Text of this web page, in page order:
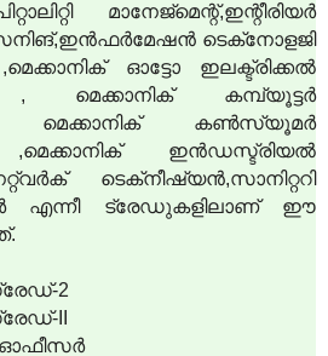
മാനേജ്‌മെന്റ്,ഇന്റീരിയര്‍
ടെക്‌നോളജി
ഓട്ടോ ഇലക്ട്രിക്കല്‍
മെക്കാനിക് കമ്പ്യൂട്ടര്‍
കണ്‍സ്യൂമര്‍
ഇന്‍ഡസ്ട്രിയല്‍
ടെക്‌നീഷ്യന്‍,സാനിറ്ററി
എന്നീ ട്രേഡുകളിലാണ് ഈ
2
II
ഓഫീസര്‍